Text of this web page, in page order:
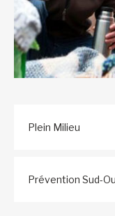
Plein Milieu
Prévention Sud-